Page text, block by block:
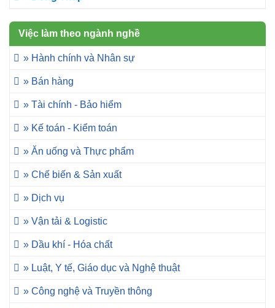
Việc làm theo ngành nghề
» Hành chính và Nhân sự
» Bán hàng
» Tài chính - Bảo hiểm
» Kế toán - Kiểm toán
» Ăn uống và Thực phẩm
» Chế biến & Sản xuất
» Dịch vụ
» Vận tải & Logistic
» Dầu khí - Hóa chất
» Luật, Y tế, Giáo dục và Nghệ thuật
» Công nghệ và Truyền thông